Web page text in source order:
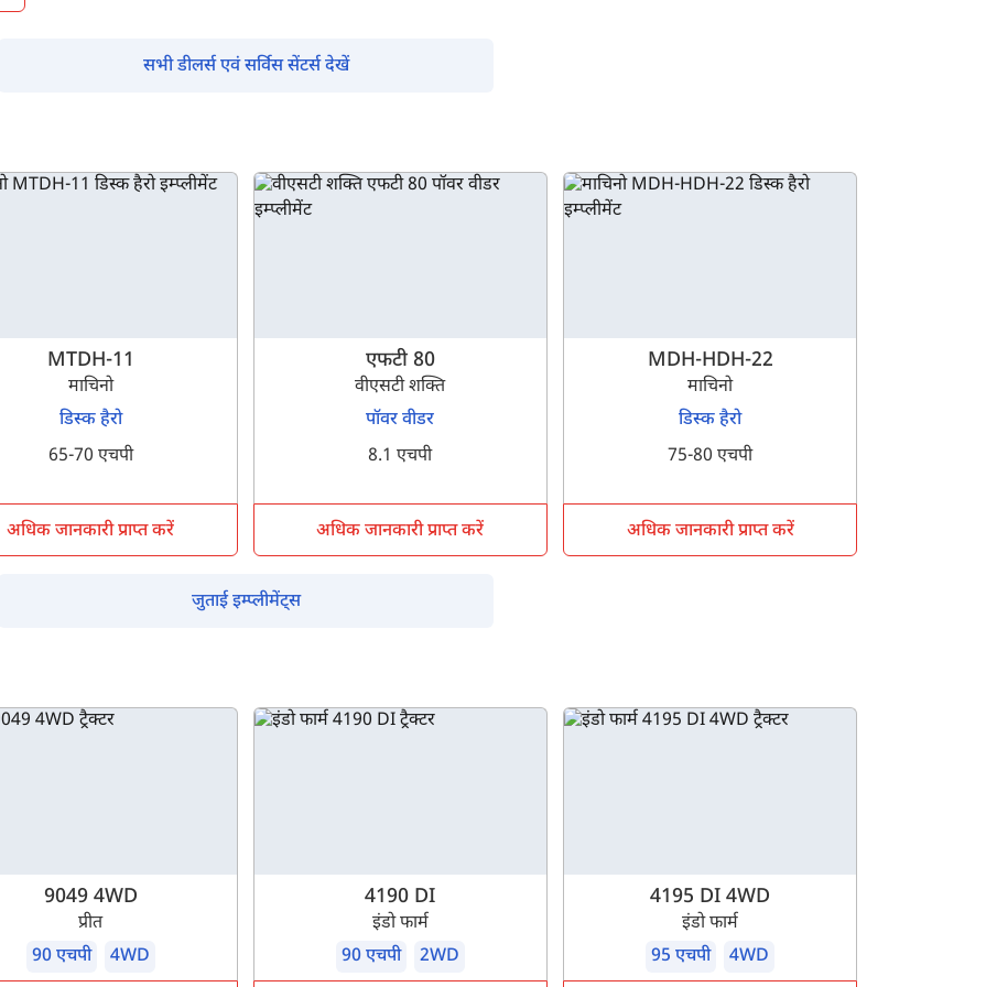
सभी डीलर्स एवं सर्विस सेंटर्स देखें
MTDH-11
माचिनो
डिस्क हैरो
65-70 एचपी
अधिक जानकारी प्राप्त करें
एफटी 80
वीएसटी शक्ति
पॉवर वीडर
8.1 एचपी
अधिक जानकारी प्राप्त करें
MDH-HDH-22
माचिनो
डिस्क हैरो
75-80 एचपी
अधिक जानकारी प्राप्त करें
जुताई इम्प्लीमेंट्स
9049 4WD
प्रीत
90 एचपी
4WD
4190 DI
इंडो फार्म
90 एचपी
2WD
4195 DI 4WD
इंडो फार्म
95 एचपी
4WD